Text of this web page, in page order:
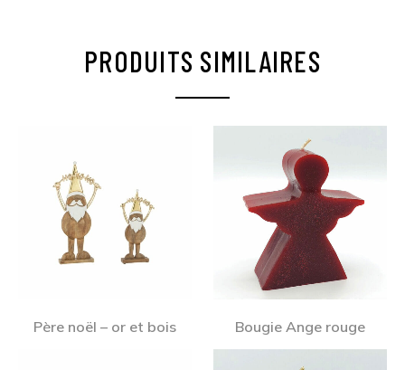
PRODUITS SIMILAIRES
Père noël – or et bois Bougie Ange rouge